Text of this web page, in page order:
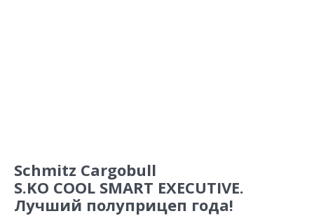
Schmitz Cargobull
S.KO COOL SMART EXECUTIVE.
Лучший полуприцеп года!